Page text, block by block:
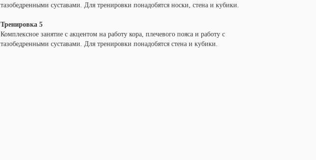
тазобедренными суставами. Для тренировки понадобятся носки, стена и кубики.
Тренировка 5
Комплексное занятие с акцентом на работу кора, плечевого пояса и работу с
тазобедренными суставами. Для тренировки понадобятся стена и кубики.